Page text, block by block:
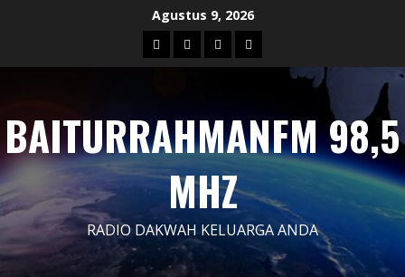
Agustus 9, 2026
Blog Contact
Us
Dengarkan
Siaran
Iklan
BAITURRAHMANFM 98,5
MHZ
RADIO DAKWAH KELUARGA ANDA